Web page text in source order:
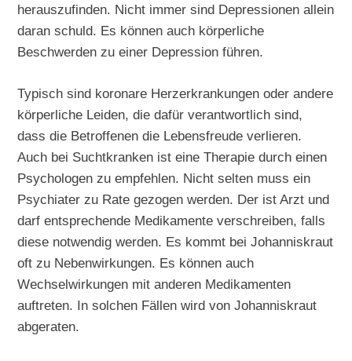
herauszufinden. Nicht immer sind Depressionen allein
daran schuld. Es können auch körperliche
Beschwerden zu einer Depression führen.
Typisch sind koronare Herzerkrankungen oder andere
körperliche Leiden, die dafür verantwortlich sind,
dass die Betroffenen die Lebensfreude verlieren.
Auch bei Suchtkranken ist eine Therapie durch einen
Psychologen zu empfehlen. Nicht selten muss ein
Psychiater zu Rate gezogen werden. Der ist Arzt und
darf entsprechende Medikamente verschreiben, falls
diese notwendig werden. Es kommt bei Johanniskraut
oft zu Nebenwirkungen. Es können auch
Wechselwirkungen mit anderen Medikamenten
auftreten. In solchen Fällen wird von Johanniskraut
abgeraten.